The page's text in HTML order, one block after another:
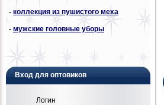
- коллекция из пушистого меха
- мужские головные уборы
Вход для оптовиков
Логин